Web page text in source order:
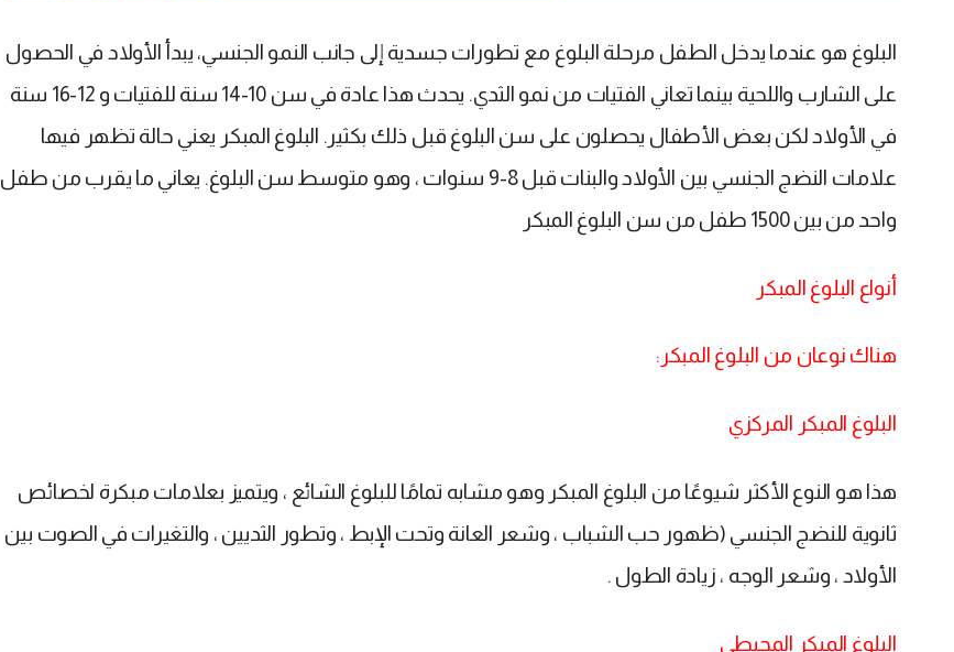
البلوغ هو عندما يدخل الطفل مرحلة البلوغ مع تطورات جسدية إلى جانب النمو الجنسي، يبدأ الأولاد في الحصول
على الشارب واللحية بينما تعاني الفتيات من نمو الثدي. يحدث هذا عادة في سن 10-14 سنة للفتيات و 12-16 سنة
في الأولاد لكن بعض الأطفال يحصلون على سن البلوغ قبل ذلك بكثير. البلوغ المبكر يعني حالة تظهر فيها
علامات النضج الجنسي بين الأولاد والبنات قبل 8-9 سنوات ، وهو متوسط ​​سن البلوغ. يعاني ما يقرب من طفل
واحد من بين 1500 طفل من سن البلوغ المبكر
أنواع البلوغ المبكر
هناك نوعان من البلوغ المبكر:
البلوغ المبكر المركزي
هذا هو النوع الأكثر شيوعًا من البلوغ المبكر وهو مشابه تمامًا للبلوغ الشائع ، ويتميز بعلامات مبكرة لخصائص
ثانوية للنضج الجنسي (ظهور حب الشباب ، وشعر العانة وتحت الإبط ، وتطور الثديين ، والتغيرات في الصوت بين
الأولاد ، وشعر الوجه ، زيادة الطول .
البلوغ المبكر المحيطي